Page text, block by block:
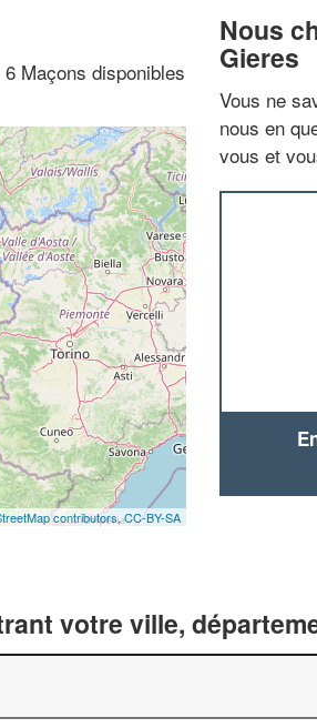
Maçons disponibles
contributors,CC-BY-SA
Nous
Gieres
Vous ne
nous en
vous et
votre ville,